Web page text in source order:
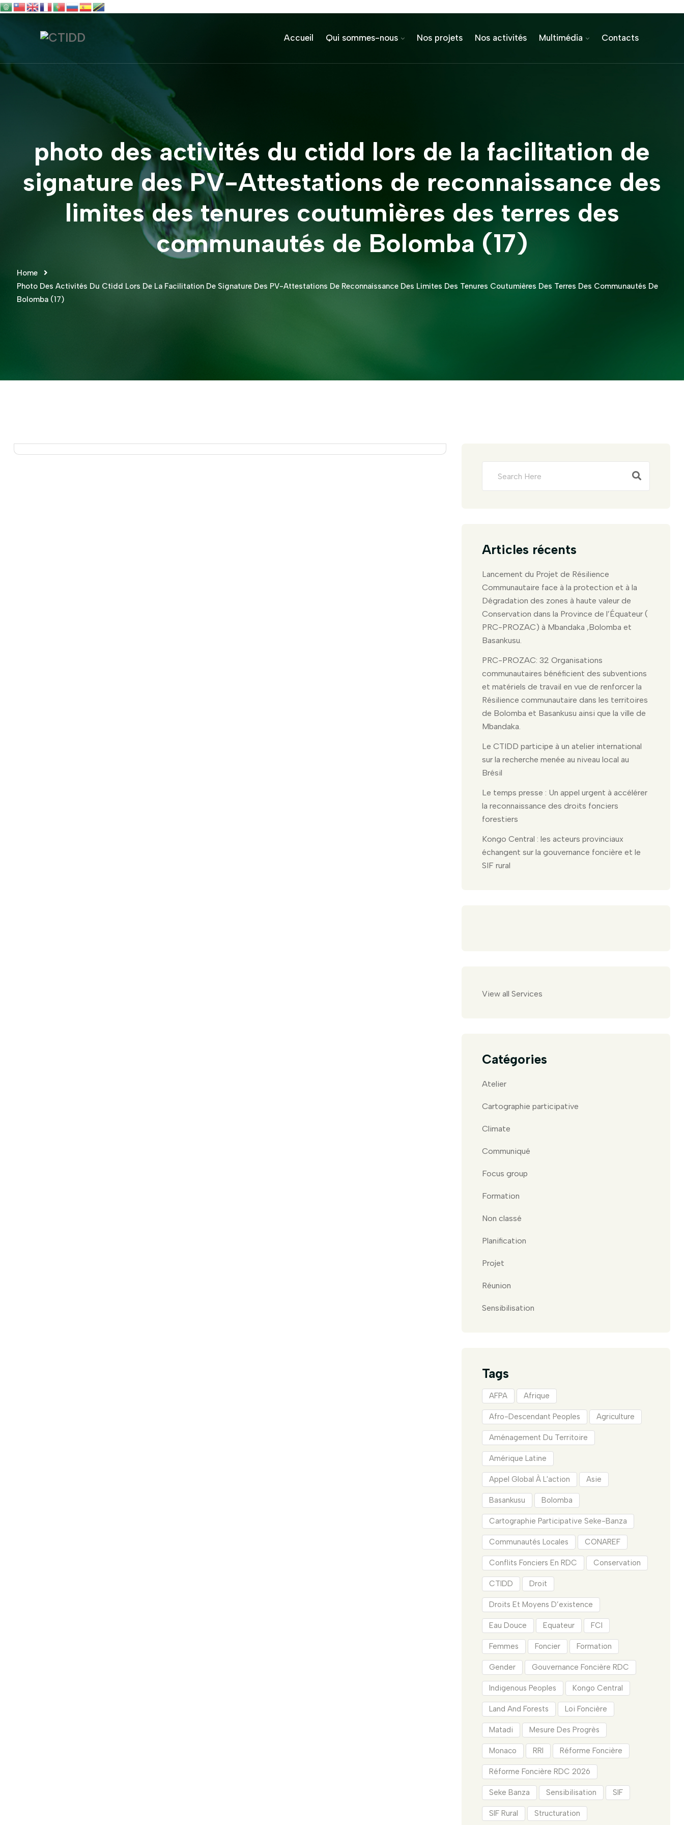
Accueil Qui sommes-nous Nos projets Nos activités Multimédia Contacts
photo des activités du ctidd lors de la facilitation de
signature des PV-Attestations de reconnaissance des
limites des tenures coutumières des terres des
communautés de Bolomba (17)
Home
Photo Des Activités Du Ctidd Lors De La Facilitation De Signature Des PV-Attestations De Reconnaissance Des Limites Des Tenures Coutumières Des Terres Des Communautés De
Bolomba (17)
Articles récents
Lancement du Projet de Résilience
Communautaire face à la protection et à la
Dégradation des zones à haute valeur de
Conservation dans la Province de l’Équateur (
PRC-PROZAC) à Mbandaka ,Bolomba et
Basankusu.
PRC-PROZAC: 32 Organisations
communautaires bénéficient des subventions
et matériels de travail en vue de renforcer la
Résilience communautaire dans les territoires
de Bolomba et Basankusu ainsi que la ville de
Mbandaka.
Le CTIDD participe à un atelier international
sur la recherche menée au niveau local au
Brésil
Le temps presse : Un appel urgent à accélérer
la reconnaissance des droits fonciers
forestiers
Kongo Central : les acteurs provinciaux
échangent sur la gouvernance foncière et le
SIF rural
View all Services
Catégories
Atelier
Cartographie participative
Climate
Communiqué
Focus group
Formation
Non classé
Planification
Projet
Réunion
Sensibilisation
Tags
AFPA Afrique
Afro-Descendant Peoples Agriculture
Aménagement Du Territoire
Amérique Latine
Appel Global À L'action Asie
Basankusu Bolomba
Cartographie Participative Seke-Banza
Communautés Locales CONAREF
Conflits Fonciers En RDC Conservation
CTIDD Droit
Droits Et Moyens D’existence
Eau Douce Equateur FCI
Femmes Foncier Formation
Gender Gouvernance Foncière RDC
Indigenous Peoples Kongo Central
Land And Forests Loi Foncière
Matadi Mesure Des Progrès
Monaco RRI Réforme Foncière
Réforme Foncière RDC 2026
Seke Banza Sensibilisation SIF
SIF Rural Structuration